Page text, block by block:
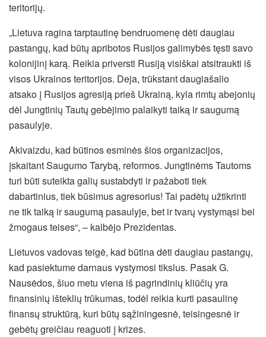
teritorijų.
„Lietuva ragina tarptautinę bendruomenę dėti daugiau
pastangų, kad būtų apribotos Rusijos galimybės tęsti savo
kolonijinį karą. Reikia priversti Rusiją visiškai atsitraukti iš
visos Ukrainos teritorijos. Deja, trūkstant daugiašalio
atsako į Rusijos agresiją prieš Ukrainą, kyla rimtų abejonių
dėl Jungtinių Tautų gebėjimo palaikyti taiką ir saugumą
pasaulyje.
Akivaizdu, kad būtinos esminės šios organizacijos,
įskaitant Saugumo Tarybą, reformos. Jungtinėms Tautoms
turi būti suteikta galių sustabdyti ir pažaboti tiek
dabartinius, tiek būsimus agresorius! Tai padėtų užtikrinti
ne tik taiką ir saugumą pasaulyje, bet ir tvarų vystymąsi bei
žmogaus teises“, – kalbėjo Prezidentas.
Lietuvos vadovas teigė, kad būtina dėti daugiau pastangų,
kad pasiektume darnaus vystymosi tikslus. Pasak G.
Nausėdos, šiuo metu viena iš pagrindinių kliūčių yra
finansinių išteklių trūkumas, todėl reikia kurti pasaulinę
finansų struktūrą, kuri būtų sąžiningesnė, teisingesnė ir
gebėtų greičiau reaguoti į krizes.